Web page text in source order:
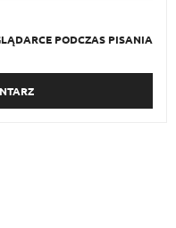
PODCZAS PISANIA